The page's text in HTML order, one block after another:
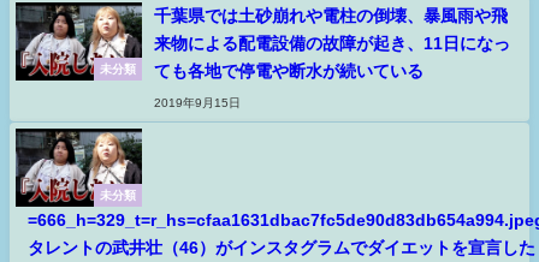
未分類
千葉県では土砂崩れや電柱の倒壊、暴風雨や飛
来物による配電設備の故障が起き、11日になっ
ても各地で停電や断水が続いている
2019年9月15日
未分類
タレントの武井壮（46）がインスタグラムでダイエットを宣言した